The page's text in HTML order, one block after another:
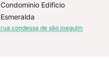
Condominio Edificio
Esmeralda
rua condessa de são joaquim